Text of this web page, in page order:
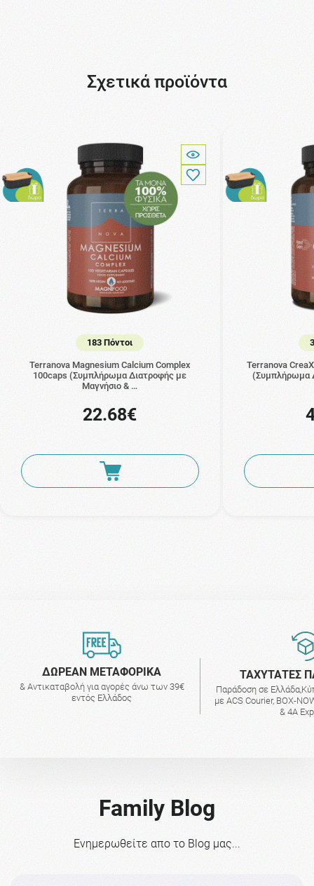
Σχετικά προϊόντα
183 Πόντοι
Terranova Magnesium Calcium Complex
100caps (Συμπλήρωμα Διατροφής με
Μαγνήσιο & …
22.68€
Terranova
(Συμπλήρωμα
ΔΩΡΕΑΝ ΜΕΤΑΦΟΡΙΚΑ
& Αντικαταβολή για αγορές άνω των 39€
εντός Ελλάδος
ΤΑΧΥΤΑΤΕΣ
Παράδοση σε
με ACS Courier, BOX-
& 4A
Family Blog
Ενημερωθείτε απο το Blog μας...